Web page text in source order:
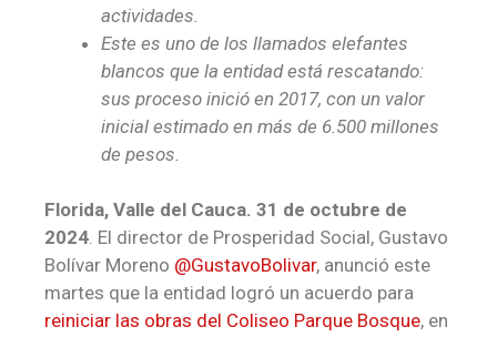
actividades.
Este es uno de los llamados elefantes
blancos que la entidad está rescatando:
sus proceso inició en 2017, con un valor
inicial estimado en más de 6.500 millones
de pesos.
Florida, Valle del Cauca. 31 de octubre de
2024. El director de Prosperidad Social, Gustavo
Bolívar Moreno @GustavoBolivar, anunció este
martes que la entidad logró un acuerdo para
reiniciar las obras del Coliseo Parque Bosque, en